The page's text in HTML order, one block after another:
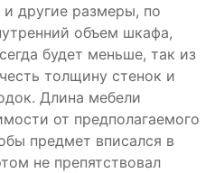
другие размеры, по
объем шкафа,
будет меньше, так из
толщину стенок и
Длина мебели
от предполагаемого
предмет вписался в
не препятствовал